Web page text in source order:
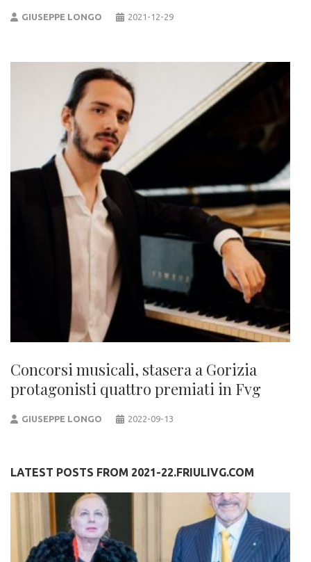
GIUSEPPE LONGO 2021-12-29
Concorsi musicali, stasera a Gorizia
protagonisti quattro premiati in Fvg
GIUSEPPE LONGO 2022-09-13
LATEST POSTS FROM 2021-22.FRIULIVG.COM